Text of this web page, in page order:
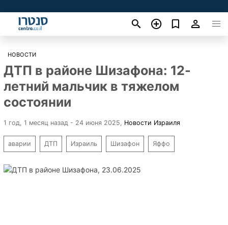
НОВОСТИ
ДТП в районе Шизафона: 12-
летний мальчик в тяжелом
состоянии
1 год, 1 месяц назад - 24 июня 2025 Новости Израиля
аварии ДТП Израиль Шизафон Яффо